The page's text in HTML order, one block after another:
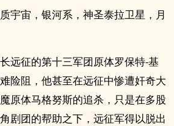
宇宙，银河系，神圣泰拉卫星，月
远征的第十三军团原体罗保特-基
险阻，他甚至在远征中惨遭奸奇大
原体马格努斯的追杀，只是在多股
剧团的帮助之下，远征军得以脱出